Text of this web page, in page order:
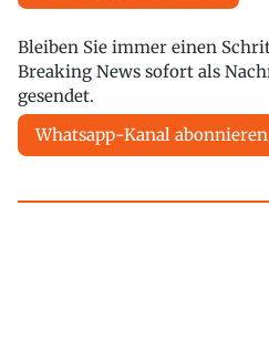
Bleiben Sie immer einen
Breaking News sofort als
gesendet.
Whatsapp-Kanal abonnieren